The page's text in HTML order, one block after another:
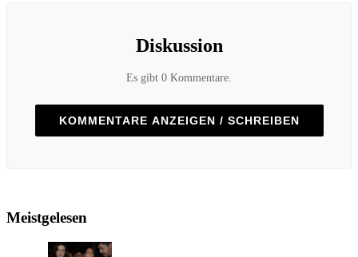
Diskussion
Es gibt 0 Kommentare.
KOMMENTARE ANZEIGEN / SCHREIBEN
Meistgelesen